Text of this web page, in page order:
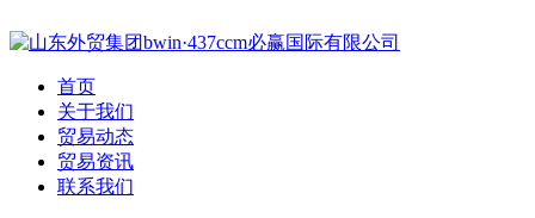
首页
关于我们
贸易动态
贸易资讯
联系我们